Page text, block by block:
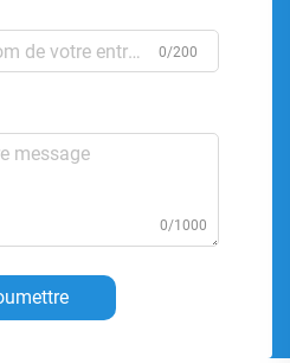
0/200
0/1000